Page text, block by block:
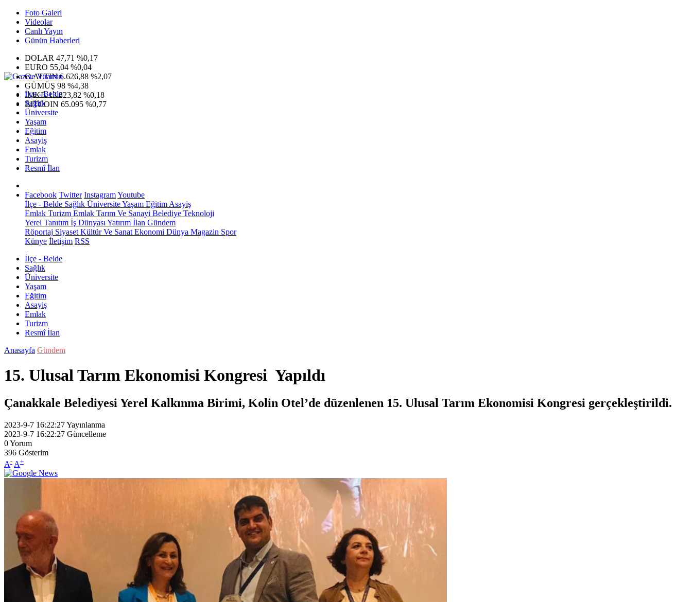
Foto Galeri
Videolar
Canlı Yayın
Günün Haberleri
DOLAR 47,71 %0,17
EURO 55,04 %0,04
G.ALTIN6.626,88 %2,07
GÜMÜŞ 98 %4,38
IMKB13.823,82 %0,18
BITCOIN 65.095 %0,77
İlçe - Belde
Sağlık
Üniversite
Yaşam
Eğitim
Asayiş
Emlak
Turizm
Resmî İlan
Facebook Twitter InstagramYoutube
İlçe - Belde Sağlık ÜniversiteYaşam Eğitim Asayiş
Emlak Turizm Emlak Tarım Ve Sanayi Belediye Teknoloji
Yerel Tanıtım İş Dünyası Yatırım İlan Gündem
Röportaj Siyaset Kültür Ve Sanat Ekonomi Dünya Magazin Spor
Künye İletişim RSS
İlçe - Belde
Sağlık
Üniversite
Yaşam
Eğitim
Asayiş
Emlak
Turizm
Resmî İlan
Anasayfa Gündem
15. Ulusal Tarım Ekonomisi Kongresi Yapıldı
Çanakkale Belediyesi Yerel Kalkınma Birimi, Kolin Otel’de düzenlenen 15. Ulusal Tarım Ekonomisi Kongresi gerçekleştirildi.
2023-9-7 16:22:27Yayınlanma
2023-9-7 16:22:27 Güncelleme
0Yorum
396 Gösterim
A- A+